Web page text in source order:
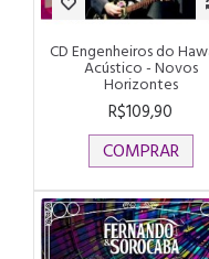
CD Engenheiros do
Acústico - Novos
Horizontes
R$109,90
COMPRAR